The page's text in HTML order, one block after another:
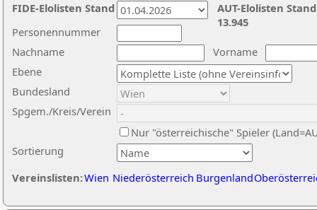
Nachname
Vorname
Ebene
Sortierung
Personennummer
Bundesland
Spgem./Kreis/Verein
Nur "österreichische" Spieler
Vereinslisten:Wien Niederösterreich Burgenland
AUT-Elolisten
13.945
FIDE-Elolisten Stand